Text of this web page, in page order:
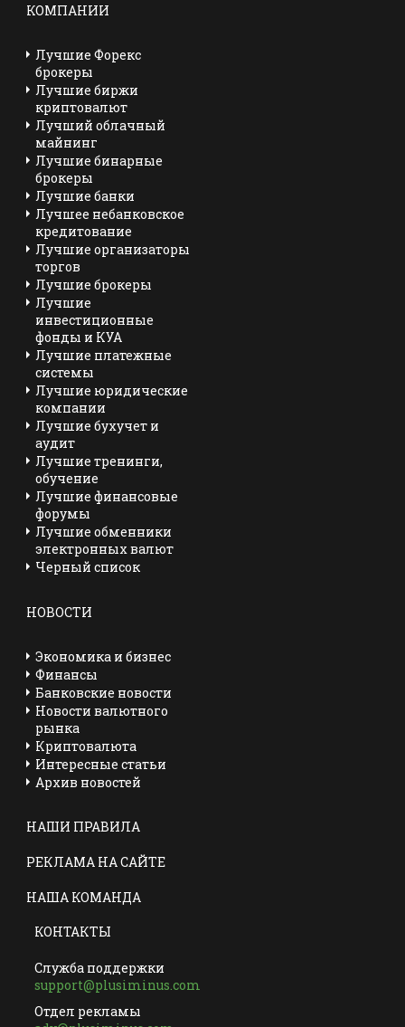
КОМПАНИИ
Лучшие Форекс
брокеры
Лучшие биржи
криптовалют
Лучший облачный
майнинг
Лучшие бинарные
брокеры
Лучшие банки
Лучшее небанковское
кредитование
Лучшие организаторы
торгов
Лучшие брокеры
Лучшие
инвестиционные
фонды и КУА
Лучшие платежные
системы
Лучшие юридические
компании
Лучшие бухучет и
аудит
Лучшие тренинги,
обучение
Лучшие финансовые
форумы
Лучшие обменники
электронных валют
Черный список
НОВОСТИ
Экономика и бизнес
Финансы
Банковские новости
Новости валютного
рынка
Криптовалюта
Интересные статьи
Архив новостей
НАШИ ПРАВИЛА
РЕКЛАМА НА САЙТЕ
НАША КОМАНДА
КОНТАКТЫ
Служба поддержки
support@plusiminus.com
Отдел рекламы